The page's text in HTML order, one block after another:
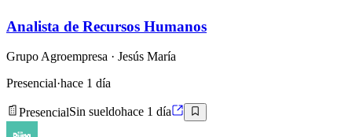
Analista de Recursos Humanos
Grupo Agroempresa · Jesús María
Presencial·hace 1 día
PresencialSin sueldohace 1 día